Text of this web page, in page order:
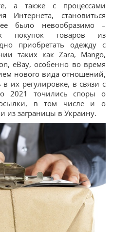
а также с процессами
Интернета, становиться
было невообразимо –
покупок товаров из
приобретать одежду с
таких как Zara, Mango,
eBay, особенно во время
нового вида отношений,
их регулировке, в связи с
2021 точились споры о
в том числе и о
из заграницы в Украину.